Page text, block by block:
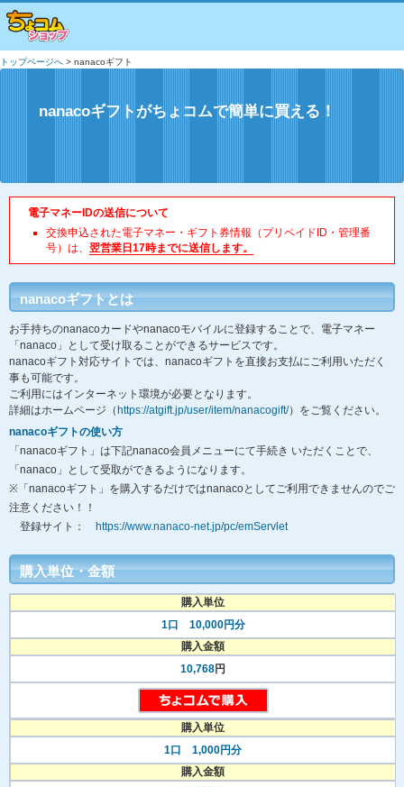
トップページへ > nanacoギフト
nanacoギフトがちょコムで簡単に買える！
電子マネーIDの送信について
交換申込された電子マネー・ギフト券情報（プリペイドID・管理番
号）は、 翌営業日17時までに送信します。
nanacoギフトとは
お手持ちのnanacoカードやnanacoモバイルに登録することで、電子マネー
「nanaco」として受け取ることができるサービスです。
nanacoギフト対応サイトでは、nanacoギフトを直接お支払にご利用いただく
事も可能です。
ご利用にはインターネット環境が必要となります。
詳細はホームページ（ https://atgift.jp/user/item/nanacogift/）をご覧ください。
nanacoギフトの使い方
「nanacoギフト」は下記nanaco会員メニューにて手続き いただくことで、
「nanaco」として受取ができるようになります。
※「nanacoギフト」を購入するだけではnanacoとしてご利用できませんのでご
注意ください！！
登録サイト：
https://www.nanaco-net.jp/pc/emServlet
購入単位・金額
購入単位
1口 10,000円分
購入金額
10,768円
購入単位
1口 1,000円分
購入金額